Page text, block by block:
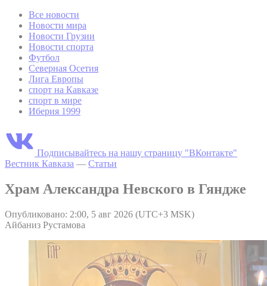
Все новости
Новости мира
Новости Грузии
Новости спорта
Футбол
Северная Осетия
Лига Европы
спорт на Кавказе
спорт в мире
Иберия 1999
Подписывайтесь на нашу страницу "ВКонтакте"
Вестник Кавказа — Статьи
Храм Александра Невского в Гяндже
Опубликовано: 2:00, 5 авг 2026 (UTC+3 MSK)
Айбаниз Рустамова